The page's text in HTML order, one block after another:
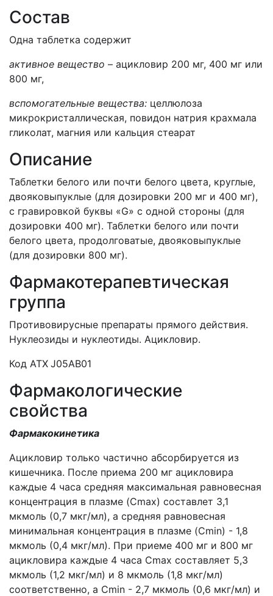
Состав
Одна таблетка содержит
активное вещество – ацикловир 200 мг, 400 мг или
800 мг,
вспомогательные вещества: целлюлоза
микрокристаллическая, повидон натрия крахмала
гликолат, магния или кальция стеарат
Описание
Таблетки белого или почти белого цвета, круглые,
двояковыпуклые (для дозировки 200 мг и 400 мг),
с гравировкой буквы «G» с одной стороны (для
дозировки 400 мг). Таблетки белого или почти
белого цвета, продолговатые, двояковыпуклые
(для дозировки 800 мг).
Фармакотерапевтическая
группа
Противовирусные препараты прямого действия.
Нуклеозиды и нуклеотиды. Ацикловир.
Код АТХ J05AB01
Фармакологические
свойства
Фармакокинетика
Ацикловир только частично абсорбируется из
кишечника. После приема 200 мг ацикловира
каждые 4 часа средняя максимальная равновесная
концентрация в плазме (Cmax) составлет 3,1
мкмоль (0,7 мкг/мл), а средняя равновесная
минимальная концентрация в плазме (Cmin) - 1,8
мкмоль (0,4 мкг/мл). При приеме 400 мг и 800 мг
ацикловира каждые 4 часа Cmax составляет 5,3
мкмоль (1,2 мкг/мл) и 8 мкмоль (1,8 мкг/мл)
соответственно, а Cmin - 2,7 мкмоль (0,6 мкг/мл) и